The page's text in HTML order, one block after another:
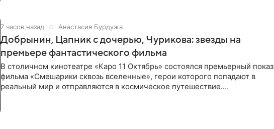
7 часов назад Анастасия Бурдужа
Добрынин, Цапник с дочерью, Чурикова: звезды на
премьере фантастического фильма
В столичном кинотеатре «Каро 11 Октябрь» состоялся премьерный показ
фильма «Смешарики сквозь вселенные», герои которого попадают в
реальный мир и отправляются в космическое путешествие.